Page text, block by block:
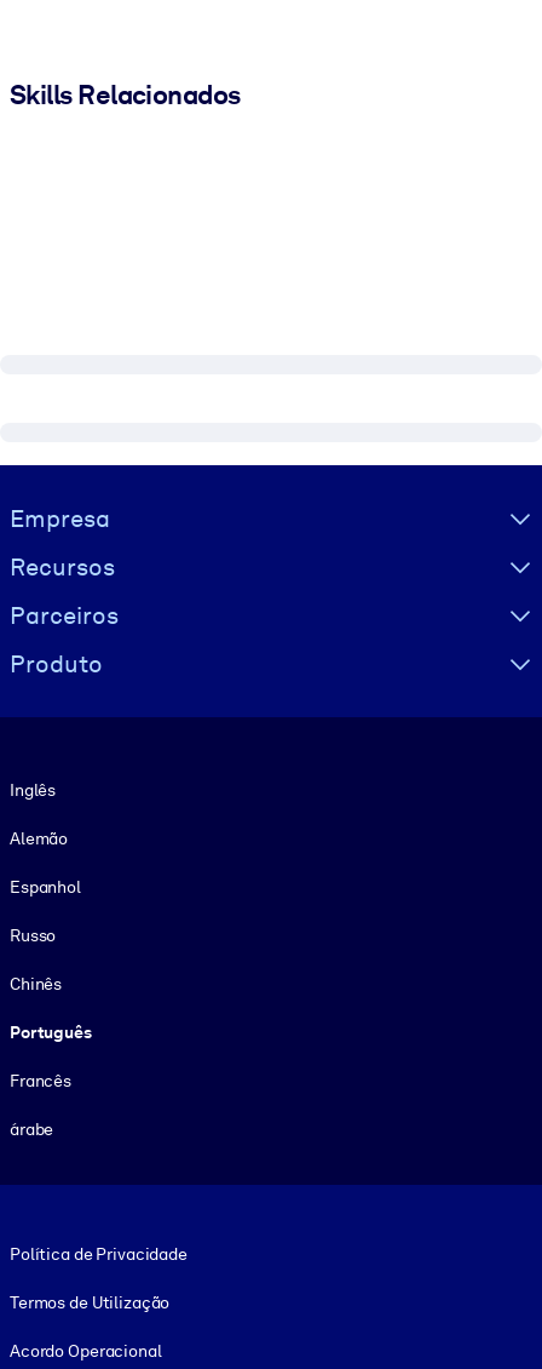
Skills Relacionados
Visually hidden Text
Empresa
Recursos
Parceiros
Produto
Inglês
Alemão
Espanhol
Russo
Chinês
Português
Francês
árabe
Política de Privacidade
Termos de Utilização
Acordo Operacional